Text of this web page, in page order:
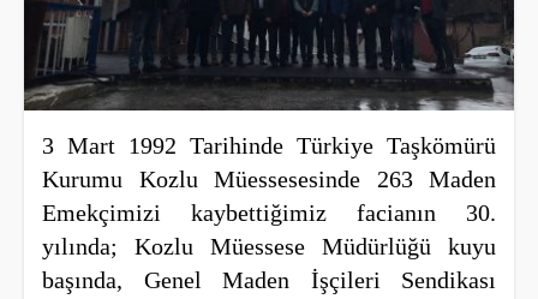
3 Mart 1992 Tarihinde Türkiye Taşkömürü
Kurumu Kozlu Müessesesinde 263 Maden
Emekçimizi kaybettiğimiz facianın 30.
yılında; Kozlu Müessese Müdürlüğü kuyu
başında, Genel Maden İşçileri Sendikası